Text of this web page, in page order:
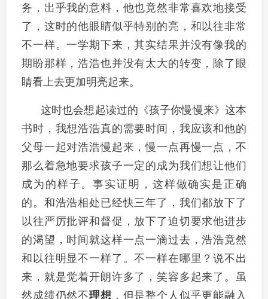
务，出乎我的意料，他也竟然非常喜欢地接受
了，这时的他眼睛似乎特别的亮，和以往非常
不一样。一学期下来，其实结果并没有像我的
期盼那样，浩浩也并没有太大的转变，除了眼
睛看上去更加明亮起来。
这时也会想起读过的《孩子你慢慢来》这本
书时，我想浩浩真的需要时间，我应该和他的
父母一起对浩浩慢起来，慢一点再慢一点，不
那么着急地要求孩子一定的成为我们想让他们
成为的样子。事实证明，这样做确实是正确
的。和浩浩相处已经快三年了，我们都放下了
以往严厉批评和督促，放下了迫切要求他进步
的渴望，时间就这样一点一滴过去，浩浩竟然
和以往明显不一样了。不一样在哪里？说不出
来，就是觉着开朗许多了，笑容多起来了。虽
然成绩仍然不理想 ，但是整个人似乎更能融入